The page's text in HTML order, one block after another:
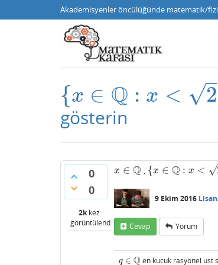
Akademisyenler öncülüğünde matematik/
{x ∈ Q : x < 2
–
√
{x∈ Q x< 2
gösterin
0
0
2kkez
görüntülendi
x ∈ Q
x∈Q , {x ∈ Q : x < √
{ x∈ Q x< 2}
9 Ekim 2016
Cevap Yorum
q ∈ Q
q ∈Q en kucuk rasyonel ust